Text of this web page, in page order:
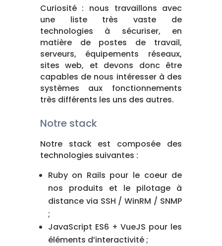
Curiosité : nous travaillons avec
une liste très vaste de
technologies à sécuriser, en
matière de postes de travail,
serveurs, équipements réseaux,
sites web, et devons donc être
capables de nous intéresser à des
systèmes aux fonctionnements
très différents les uns des autres.
Notre stack
Notre stack est composée des
technologies suivantes :
Ruby on Rails pour le coeur de
nos produits et le pilotage à
distance via SSH / WinRM / SNMP
;
JavaScript ES6 + VueJS pour les
éléments d’interactivité ;